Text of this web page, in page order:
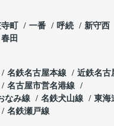
町 一番 呼続 新守西
春田
名鉄名古屋本線
近鉄名古
名古屋市営名港線
なみ線
名鉄犬山線
東海
名鉄瀬戸線